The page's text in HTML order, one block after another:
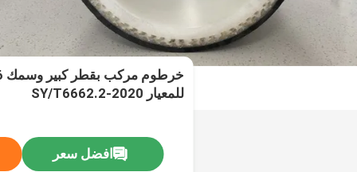
للمعيار SY/T6662.2-2020
افضل سعر